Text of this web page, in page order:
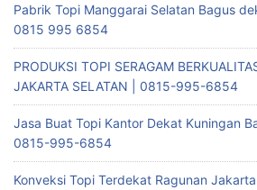
Pabrik Topi Manggarai Selatan Bagus
0815 995 6854
PRODUKSI TOPI SERAGAM
JAKARTA SELATAN | 0815-995-6854
Jasa Buat Topi Kantor Dekat Kuningan
0815-995-6854
Konveksi Topi Terdekat Ragunan